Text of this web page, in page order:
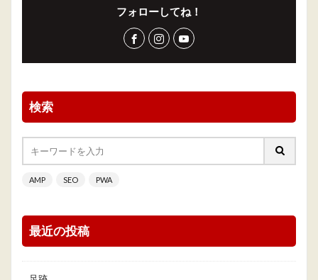
フォローしてね！
検索
AMP SEO PWA
最近の投稿